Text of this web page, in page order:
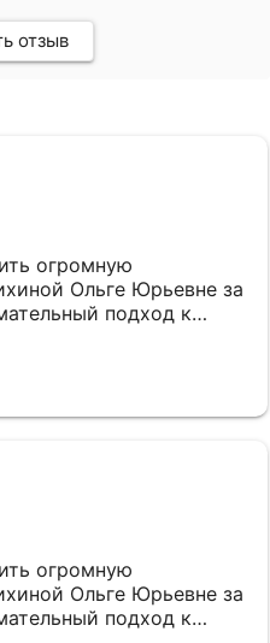
отзыв
огромную
Ольге Юрьевне за
подход к
и быстрое
обращаюсь в "
раз меня приятно
наилучшие решения,
мой процесс
решение возникших
себя уверенно
в надёжных руках.
Юрьевны, все мои
Ольге Юрьевне за
подход к